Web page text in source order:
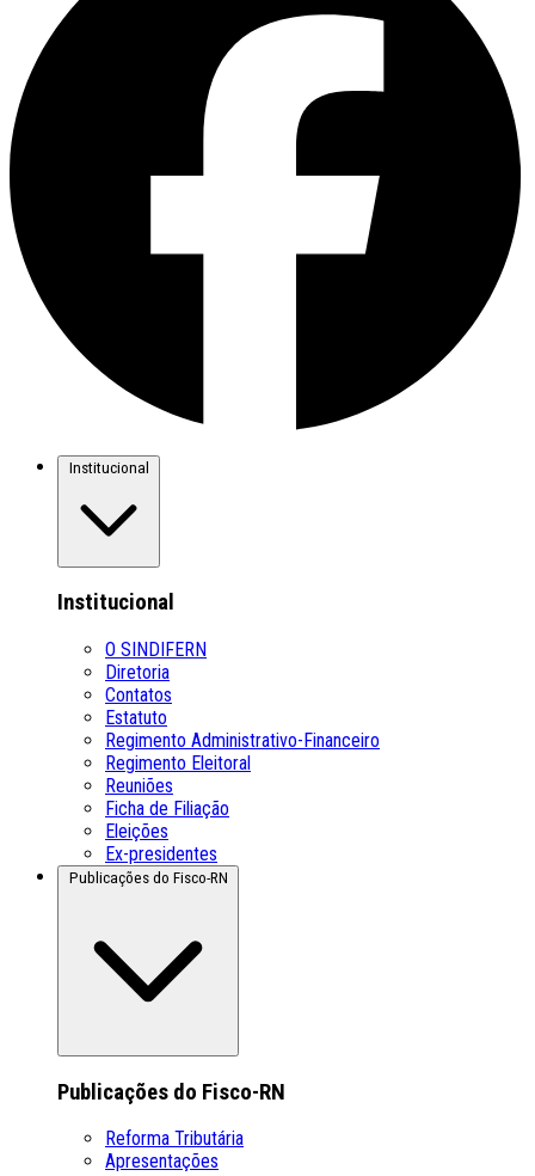
Institucional
Institucional
O SINDIFERN
Diretoria
Contatos
Estatuto
Regimento Administrativo-Financeiro
Regimento Eleitoral
Reuniões
Ficha de Filiação
Eleições
Ex-presidentes
Publicações do Fisco-RN
Publicações do Fisco-RN
Reforma Tributária
Apresentações